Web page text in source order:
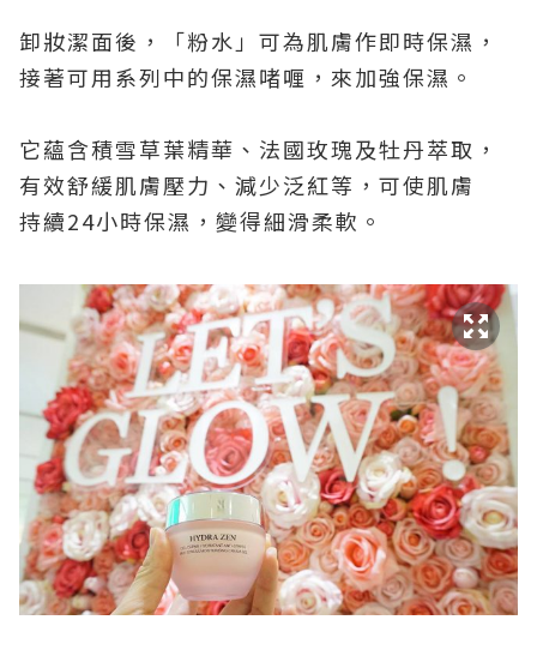
卸妝潔面後，「粉水」可為肌膚作即時保濕，
接著可用系列中的保濕啫喱，來加強保濕。
它蘊含積雪草葉精華、法國玫瑰及牡丹萃取，
有效舒緩肌膚壓力、減少泛紅等，可使肌膚
持續24小時保濕，變得細滑柔軟。